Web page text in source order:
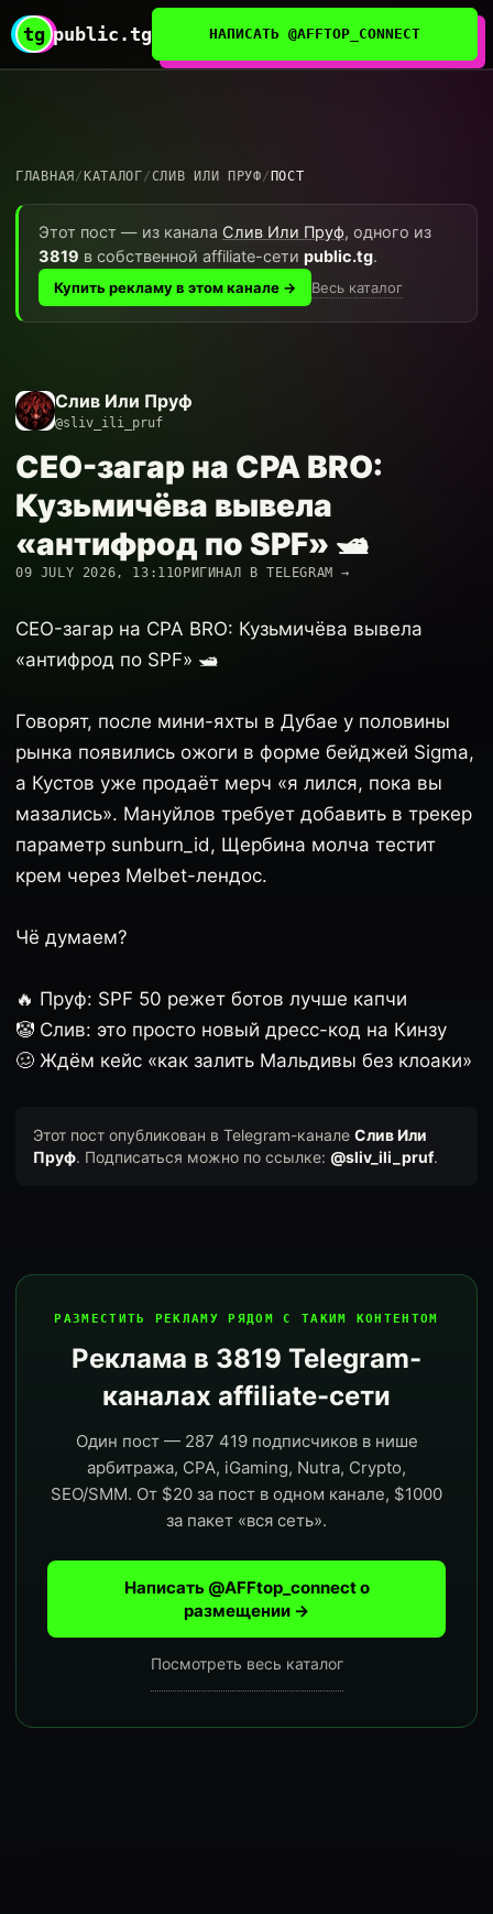
tg public.tg НАПИСАТЬ @AFFTOP_CONNECT
ГЛАВНАЯ / КАТАЛОГ/СЛИВ ИЛИ ПРУФ/ ПОСТ
Этот пост — из канала Слив Или Пруф, одного из
3819 в собственной affiliate-сети public.tg.
Купить рекламу в этом канале → Весь каталог
Слив Или Пруф
@sliv_ili_pruf
CEO-загар на CPA BRO:
Кузьмичёва вывела
«антифрод по SPF» 🛥️
09 JULY 2026, 13:11ОРИГИНАЛ В TELEGRAM →
CEO-загар на CPA BRO: Кузьмичёва вывела
«антифрод по SPF» 🛥️
Говорят, после мини-яхты в Дубае у половины
рынка появились ожоги в форме бейджей Sigma,
а Кустов уже продаёт мерч «я лился, пока вы
мазались». Мануйлов требует добавить в трекер
параметр sunburn_id, Щербина молча тестит
крем через Melbet-лендос.
Чё думаем?
🔥 Пруф: SPF 50 режет ботов лучше капчи
🤡 Слив: это просто новый дресс-код на Кинзу
🥴 Ждём кейс «как залить Мальдивы без клоаки»
Этот пост опубликован в Telegram-канале Слив Или
Пруф. Подписаться можно по ссылке: @sliv_ili_pruf.
РАЗМЕСТИТЬ РЕКЛАМУ РЯДОМ С ТАКИМ КОНТЕНТОМ
Реклама в 3819 Telegram-
каналах affiliate-сети
Один пост — 287 419 подписчиков в нише
арбитража, CPA, iGaming, Nutra, Crypto,
SEO/SMM. От $20 за пост в одном канале, $1000
за пакет «вся сеть».
Написать @AFFtop_connect о
размещении →
Посмотреть весь каталог